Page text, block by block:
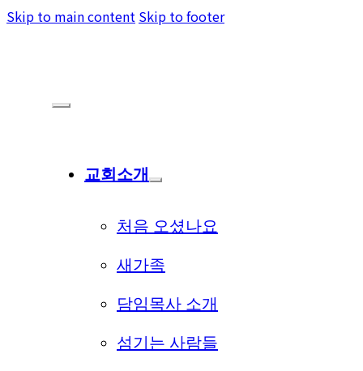
Skip to main content Skip to footer
교회소개
처음 오셨나요
새가족
담임목사 소개
섬기는 사람들